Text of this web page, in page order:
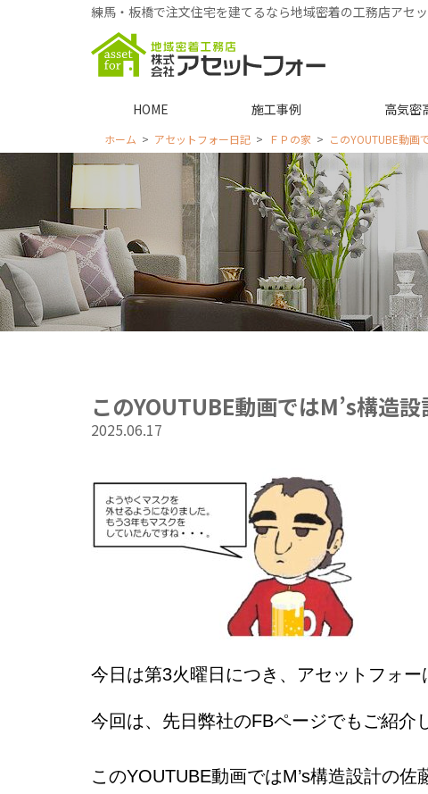
練馬・板橋で注文住宅を建てるなら地域密着の工務店アセ
HOME 施工事例 高気密
ホーム アセットフォー日記 ＦＰの家 このYOUTUBE動画
このYOUTUBE動画ではM’s構造
2025.06.17
今日は第3火曜日につき、 アセットフォー
今回は、先日弊社のFBページでもご紹介
このYOUTUBE動画ではM’s構造設計の